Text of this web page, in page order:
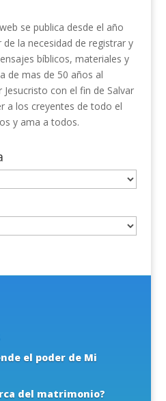
se publica desde el año
de la necesidad de registrar y
bíblicos, materiales y
de mas de 50 años al
con el fin de Salvar
a los creyentes de todo el
y ama a todos.
el poder de Mi
del matrimonio?